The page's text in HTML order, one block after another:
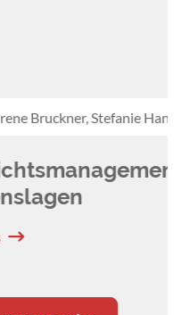
Handl 0:52 h
in allen